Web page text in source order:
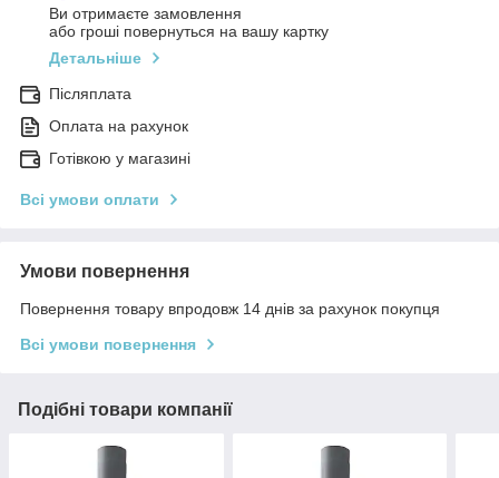
Ви отримаєте замовлення
або гроші повернуться на вашу картку
Детальніше
Післяплата
Оплата на рахунок
Готівкою у магазині
Всі умови оплати
Умови повернення
Повернення товару впродовж 14 днів за рахунок покупця
Всі умови повернення
Подібні товари компанії